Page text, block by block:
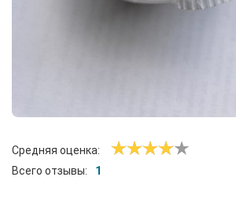
Средняя оценка:
Всего отзывы:
1